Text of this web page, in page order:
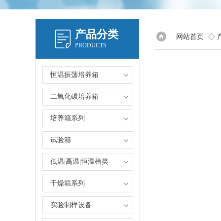
产品分类
PRODUCTS
恒温振荡培养箱
二氧化碳培养箱
培养箱系列
试验箱
低温|高温|恒温槽类
干燥箱系列
实验制样设备
网站首页 ◇